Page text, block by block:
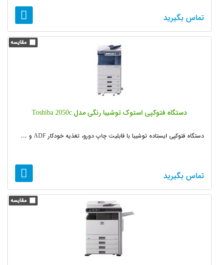
تماس بگیرید
دستگاه فتوکپی استوک توشیبا رنگی مدل Toshiba 2050c
دستگاه فتوکپی ایستاده توشیبا با قابلیت چاپ دورو، تغذیه خودکار ADF و ...
تماس بگیرید